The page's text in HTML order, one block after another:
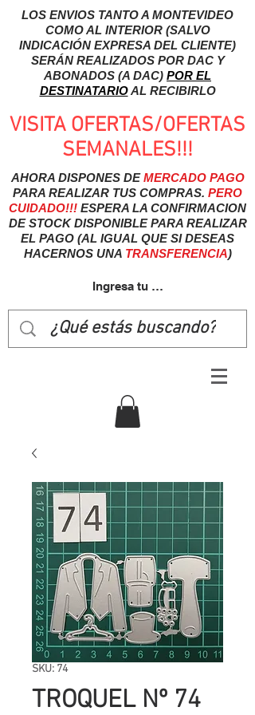
LOS ENVIOS TANTO A MONTEVIDEO
COMO AL INTERIOR (SALVO
INDICACIÓN EXPRESA DEL CLIENTE)
SERÁN REALIZADOS POR DAC Y
ABONADOS (A DAC) POR EL
DESTINATARIOAL RECIBIRLO
VISITA OFERTAS/OFERTAS
SEMANALES!!!
AHORA DISPONES DEMERCADO PAGO
PARA REALIZAR TUS COMPRAS. PERO
CUIDADO!!! ESPERA LA CONFIRMACION
DE STOCK DISPONIBLE PARA REALIZAR
EL PAGO (AL IGUAL QUE SI DESEAS
HACERNOS UNA TRANSFERENCIA)
Ingresa tu usuairo
SKU: 74
TROQUEL Nº 74